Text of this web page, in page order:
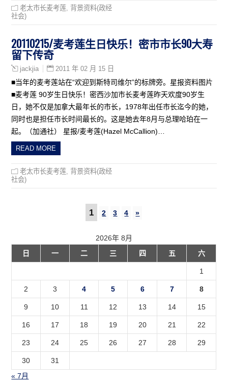
老太市长麦考莲 背景资料(政经
社会)
20110215/麦考莲生日快乐！密市市长90大寿
留下传奇
jackjia 2011 年 02 月 15 日
■当年的麦考莲站在“欢迎到斯特司维尔”的标牌旁。星报资料图片
■麦考莲 90岁生日快乐！密西沙加市长麦考莲昨天欢度90岁生
日，她不仅是加拿大最年长的市长，1978年出任市长迄今的她，
同时也是担任市长时间最长的。这是她去年8月与总理哈珀在一
起。（加通社） 星报/麦考莲(Hazel McCallion)…
READ MORE
老太市长麦考莲 背景资料(政经
社会)
1 2 3 4 »
2026年 8月
日
一 二 三 四 五 六
1
2 3 4 5 6 7 8
9 10 11 12 13 14 15
16 17 18 19 20 21 22
23 24 25 26 27 28 29
30
31
« 7月